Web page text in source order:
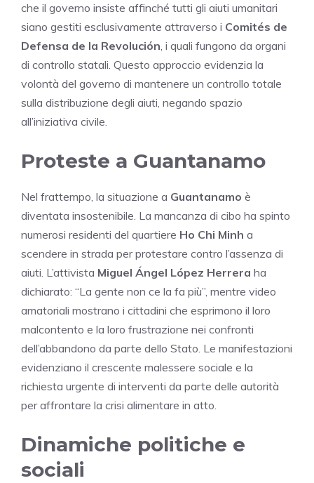
che il governo insiste affinché tutti gli aiuti umanitari
siano gestiti esclusivamente attraverso i Comités de
Defensa de la Revolución, i quali fungono da organi
di controllo statali. Questo approccio evidenzia la
volontà del governo di mantenere un controllo totale
sulla distribuzione degli aiuti, negando spazio
all’iniziativa civile.
Proteste a Guantanamo
Nel frattempo, la situazione a Guantanamo è
diventata insostenibile. La mancanza di cibo ha spinto
numerosi residenti del quartiere Ho Chi Minh a
scendere in strada per protestare contro l’assenza di
aiuti. L’attivista Miguel Ángel López Herrera ha
dichiarato: “La gente non ce la fa più”, mentre video
amatoriali mostrano i cittadini che esprimono il loro
malcontento e la loro frustrazione nei confronti
dell’abbandono da parte dello Stato. Le manifestazioni
evidenziano il crescente malessere sociale e la
richiesta urgente di interventi da parte delle autorità
per affrontare la crisi alimentare in atto.
Dinamiche politiche e
sociali